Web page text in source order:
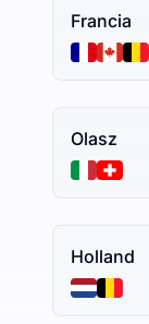
Francia
Olasz
Holland